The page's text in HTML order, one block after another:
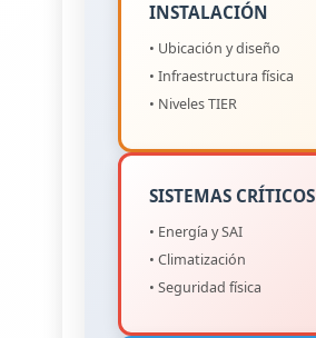
INSTALACIÓN
• Ubicación y diseño
• Infraestructura física
• Niveles TIER
SISTEMAS CRÍTICOS
• Energía y SAI
• Climatización
• Seguridad física